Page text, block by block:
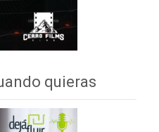
quieras